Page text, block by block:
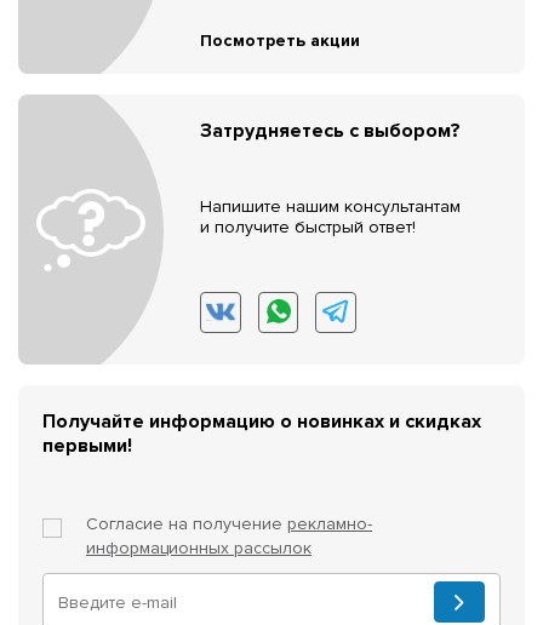
Посмотреть акции
Затрудняетесь с выбором?
Напишите нашим консультантам
и получите быстрый ответ!
Получайте информацию о новинках и скидках
первыми!
Согласие на получение рекламно-
информационных рассылок